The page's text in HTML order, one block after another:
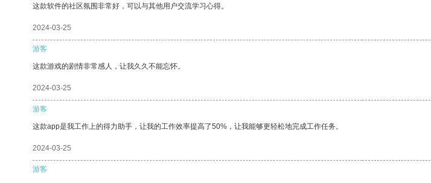
这款软件的社区氛围非常好，可以与其他用户交流学习心得。
2024-03-25
游客
这款游戏的剧情非常感人，让我久久不能忘怀。
2024-03-25
游客
这款app是我工作上的得力助手，让我的工作效率提高了50%，让我能够更轻松地完成工作任务。
2024-03-25
游客